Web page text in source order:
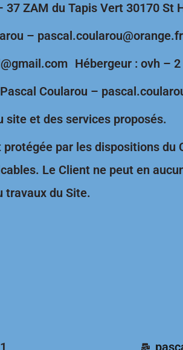
ZAM du Tapis Vert 30170 St
– pascal.coularou@orange.fr
Hébergeur : ovh –
Coularou –
site et des services proposés.
par les dispositions
Le Client ne peut en
travaux du Site.